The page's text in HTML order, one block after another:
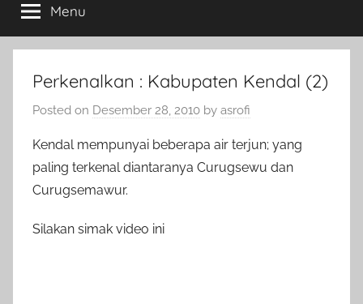
Menu
Perkenalkan : Kabupaten Kendal (2)
Posted on Desember 28, 2010 by asrofi
Kendal mempunyai beberapa air terjun; yang
paling terkenal diantaranya Curugsewu dan
Curugsemawur.
Silakan simak video ini